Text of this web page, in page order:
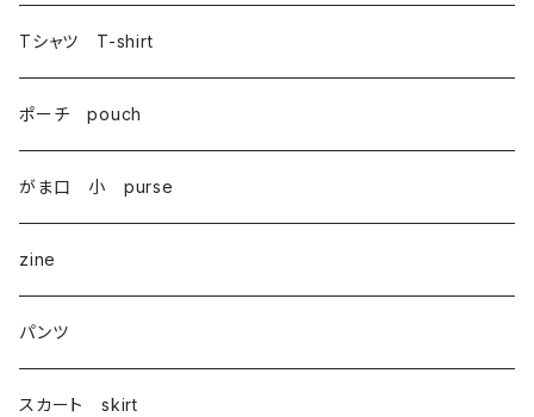
Tシャツ T-shirt
ポーチ pouch
がま口 小 purse
zine
パンツ
スカート skirt